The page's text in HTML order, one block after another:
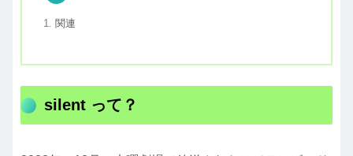
関連
silent って？